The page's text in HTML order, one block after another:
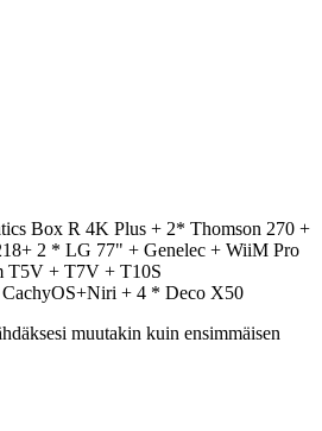
Box R 4K Plus + 2* Thomson 270 +
2 * LG 77" + Genelec + WiiM Pro
T5V + T7V + T10S
+ 4 * Deco X50
muutakin kuin ensimmäisen